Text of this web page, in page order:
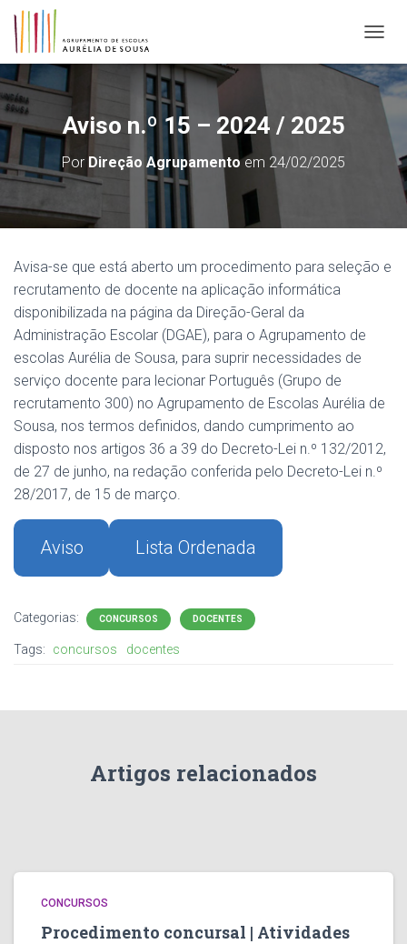
Aviso n.º 15 – 2024 / 2025
Por Direção Agrupamentoem 24/02/2025
Avisa-se que está aberto um procedimento para seleção e
recrutamento de docente na aplicação informática
disponibilizada na página da Direção-Geral da
Administração Escolar (DGAE), para o Agrupamento de
escolas Aurélia de Sousa, para suprir necessidades de
serviço docente para lecionar Português (Grupo de
recrutamento 300) no Agrupamento de Escolas Aurélia de
Sousa, nos termos definidos, dando cumprimento ao
disposto nos artigos 36 a 39 do Decreto-Lei n.º 132/2012,
de 27 de junho, na redação conferida pelo Decreto-Lei n.º
28/2017, de 15 de março.
Aviso Lista Ordenada
Categorias: CONCURSOS DOCENTES
Tags: concursos docentes
Artigos relacionados
CONCURSOS
Procedimento concursal | Atividades